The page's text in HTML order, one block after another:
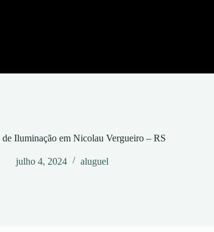
Iluminação em Nicolau Vergueiro – RS
julho 4, 2024 aluguel